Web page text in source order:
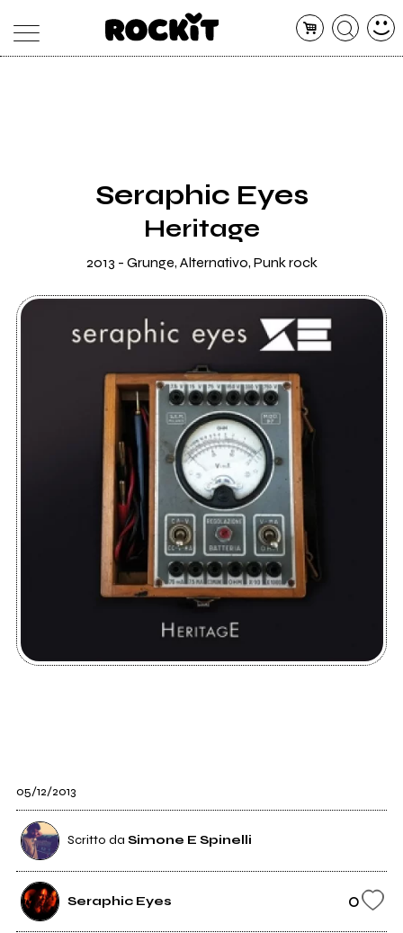
SHOPSeraphic Eyes
Heritage
2013 - Grunge, Alternativo, Punk rock
05/12/2013
Scritto da Simone E Spinelli
Seraphic Eyes 0